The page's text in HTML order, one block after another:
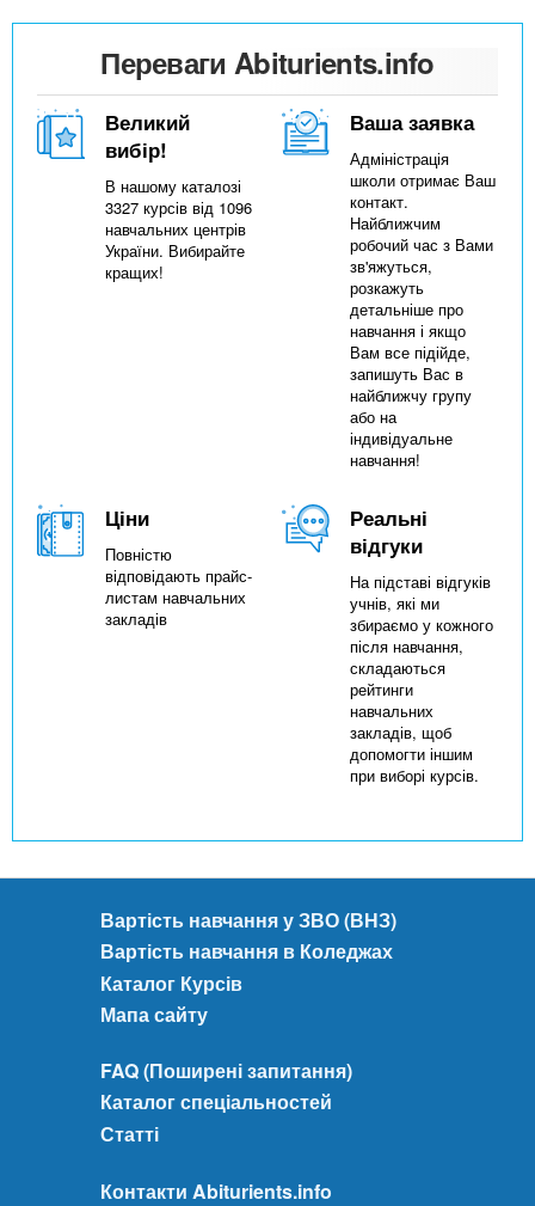
Переваги Abiturients.info
Великий
вибір!
В нашому каталозі
3327 курсів від 1096
навчальних центрів
України. Вибирайте
кращих!
Ваша заявка
Адміністрація
школи отримає Ваш
контакт.
Найближчим
робочий час з Вами
зв'яжуться,
розкажуть
детальніше про
навчання і якщо
Вам все підійде,
запишуть Вас в
найближчу групу
або на
індивідуальне
навчання!
Ціни
Повністю
відповідають прайс-
листам навчальних
закладів
Реальні
відгуки
На підставі відгуків
учнів, які ми
збираємо у кожного
після навчання,
складаються
рейтинги
навчальних
закладів, щоб
допомогти іншим
при виборі курсів.
Вартість навчання у ЗВО (ВНЗ)
Вартість навчання в Коледжах
Каталог Курсів
Мапа сайту
FAQ (Поширені запитання)
Каталог спеціальностей
Статті
Контакти Abiturients.info